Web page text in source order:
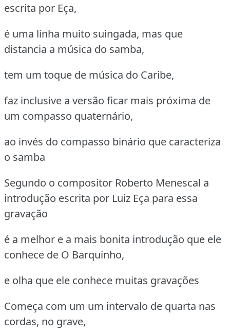
escrita por Eça,
é uma linha muito suingada, mas que
distancia a música do samba,
tem um toque de música do Caribe,
faz inclusive a versão ficar mais próxima de
um compasso quaternário,
ao invés do compasso binário que caracteriza
o samba
Segundo o compositor Roberto Menescal a
introdução escrita por Luiz Eça para essa
gravação
é a melhor e a mais bonita introdução que ele
conhece de O Barquinho,
e olha que ele conhece muitas gravações
Começa com um um intervalo de quarta nas
cordas, no grave,